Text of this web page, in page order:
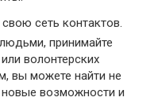
сеть контактов.
принимайте
волонтерских
вы можете найти не
возможности и